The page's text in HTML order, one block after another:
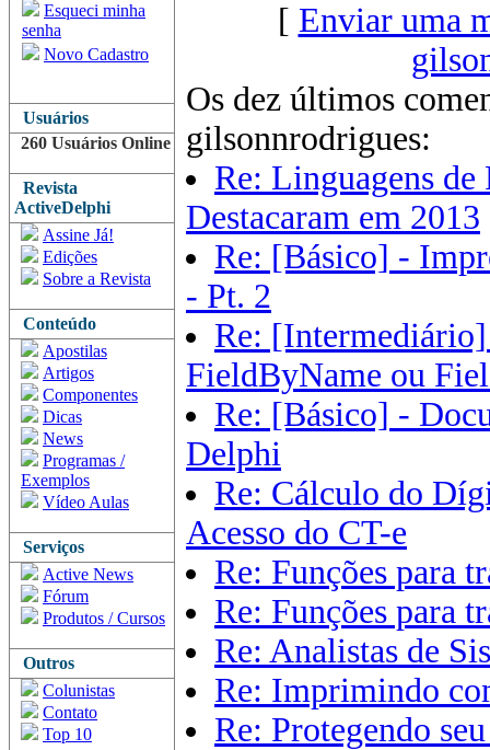
Esqueci minha
senha
Novo Cadastro
Usuários
260 Usuários Online
Revista
ActiveDelphi
Assine Já!
Edições
Sobre a Revista
Conteúdo
Apostilas
Artigos
Componentes
Dicas
News
Programas /
Exemplos
Vídeo Aulas
Serviços
Active News
Fórum
Produtos / Cursos
Outros
Colunistas
Contato
Top 10
[ Enviar uma
Os dez últimos
gilsonnrodrigues:
Re: Linguagens de
Destacaram em 2013
Re: [Básico] -
- Pt. 2
Re:
FieldByName ou
Re: [Básico] -
Delphi
Re: Cálculo do
Acesso do CT-e
Re: Funções para
Re: Funções para
Re: Analistas de
Re: Imprimindo
Re: Protegendo